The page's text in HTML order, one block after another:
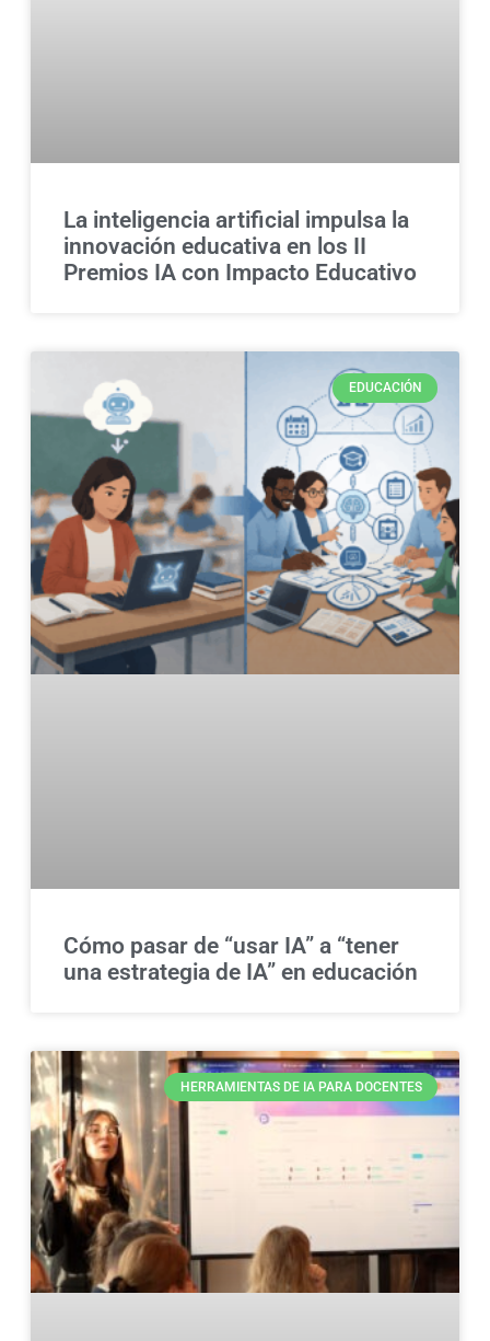
La inteligencia artificial impulsa la
innovación educativa en los II
Premios IA con Impacto Educativo
EDUCACIÓN
Cómo pasar de “usar IA” a “tener
una estrategia de IA” en educación
HERRAMIENTAS DE IA PARA DOCENTES